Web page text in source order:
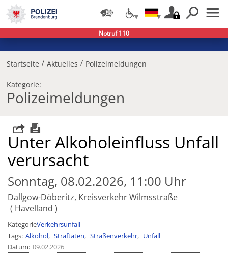
Startseite / Aktuelles / Polizeimeldungen
Kategorie:
Polizeimeldungen
Unter Alkoholeinfluss Unfall
verursacht
Sonntag, 08.02.2026, 11:00 Uhr
Dallgow-Döberitz, Kreisverkehr Wilmsstraße
Havelland
KategorieVerkehrsunfall
Tags Alkohol Straftaten Straßenverkehr
Unfall
Datum 09.02.2026
Notruf 110